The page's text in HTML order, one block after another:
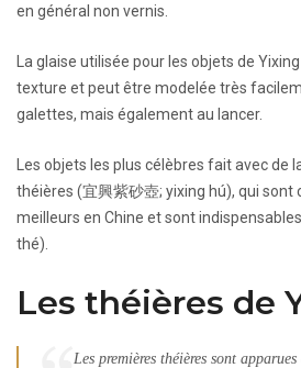
en général non vernis.
La glaise utilisée pour les objets de
texture et peut être modelée très
galettes, mais également au lancer.
Les objets les plus célèbres fait avec de
théières (宜興紫砂壺; yixing hú), qui sont
meilleurs en Chine et sont
thé).
Les théières de
Les premières théières sont